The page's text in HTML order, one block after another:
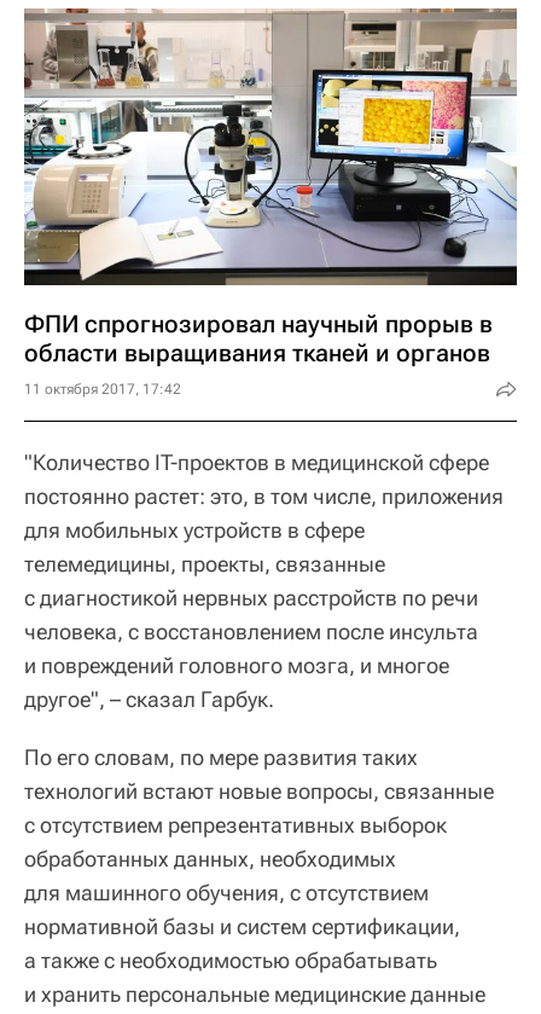
ФПИ спрогнозировал научный прорыв в
области выращивания тканей и органов
11 октября 2017, 17:42
"Количество IT-проектов в медицинской сфере
постоянно растет: это, в том числе, приложения
для мобильных устройств в сфере
телемедицины, проекты, связанные
с диагностикой нервных расстройств по речи
человека, с восстановлением после инсульта
и повреждений головного мозга, и многое
другое", – сказал Гарбук.
По его словам, по мере развития таких
технологий встают новые вопросы, связанные
с отсутствием репрезентативных выборок
обработанных данных, необходимых
для машинного обучения, с отсутствием
нормативной базы и систем сертификации,
а также с необходимостью обрабатывать
и хранить персональные медицинские данные